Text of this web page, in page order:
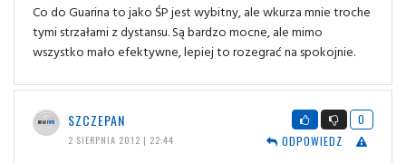
Co do Guarina to jako ŚP jest wybitny, ale wkurza mnie troche
tymi strzałami z dystansu. Są bardzo mocne, ale mimo
wszystko mało efektywne, lepiej to rozegrać na spokojnie.
SZCZEPAN
2 SIERPNIA 2012 | 22:44
0
ODPOWIEDZ